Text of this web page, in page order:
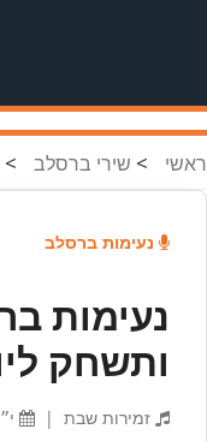
ראשי > שירי ברסלב >
נעימות ברסלב
נעימות
ותשחק
זמירות שבת |